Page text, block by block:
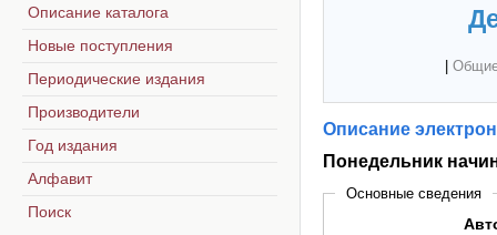
Описание
Понедельник
Основные сведения
Описание каталога
Новые поступления
Периодические издания
Производители
Год издания
Алфавит
Поиск